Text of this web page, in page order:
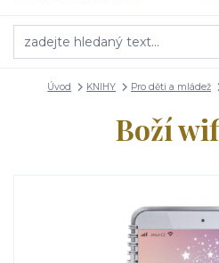
Úvod KNIHY Pro děti a mládež
Boží